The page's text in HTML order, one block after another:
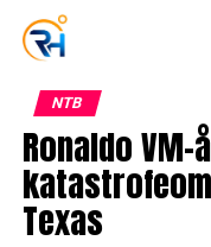
NTB
Ronaldo VM-
Texas